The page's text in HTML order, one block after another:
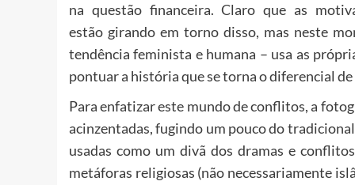
na questão financeira. Claro que as
estão girando em torno disso, mas neste
tendência feminista e humana – usa as
pontuar a história que se torna o diferencial
Para enfatizar este mundo de conflitos, a
acinzentadas, fugindo um pouco do
usadas como um divã dos dramas e
metáforas religiosas (não necessariamente